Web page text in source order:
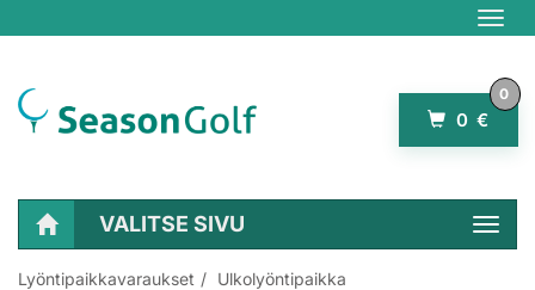
0 €
0
VALITSE SIVU
Lyöntipaikkavaraukset Ulkolyöntipaikka